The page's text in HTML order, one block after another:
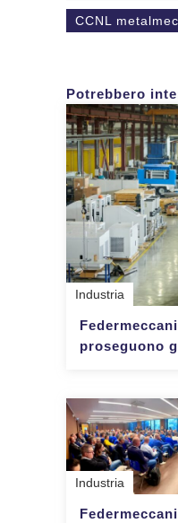
CCNL
Potrebbero
Industria
proseguono
Industria